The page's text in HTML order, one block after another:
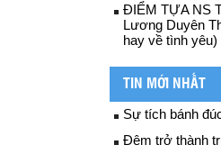
ĐIỂM TỰA NS
Lương Duyên
hay về tình yêu)
TIN MỚI NHẤT
Sự tích bánh
Đêm trở thành